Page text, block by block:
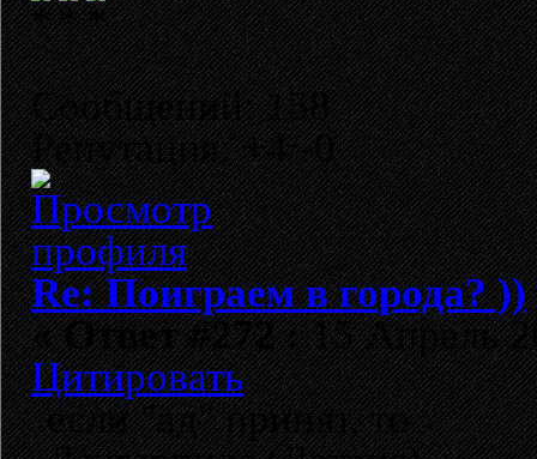
Сообщений: 158
Репутация: +4/-0
Re: Поиграем в города? ))
«Ответ #272 :15 Апрель
Цитировать
если "ад" принят, то